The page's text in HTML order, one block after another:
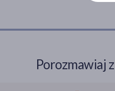
Porozmawiaj